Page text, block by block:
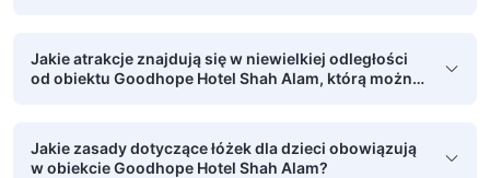
Jakie atrakcje znajdują się w niewielkiej odległości
od obiektu Goodhope Hotel Shah Alam, którą można
Jakie zasady dotyczące łóżek dla dzieci obowiązują
w obiekcie Goodhope Hotel Shah Alam?